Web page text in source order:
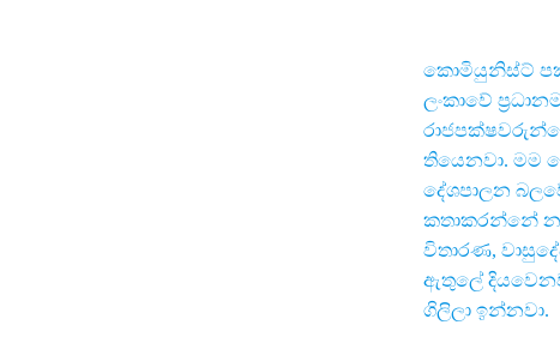
කොමියුනිස්ට්
ලංකාවේ
තියෙනවා. මම
දේශපාලන
කතාකරන්නේ
විතාරණ,
ඇතුලේ
ගිලිලා ඉන්නවා.